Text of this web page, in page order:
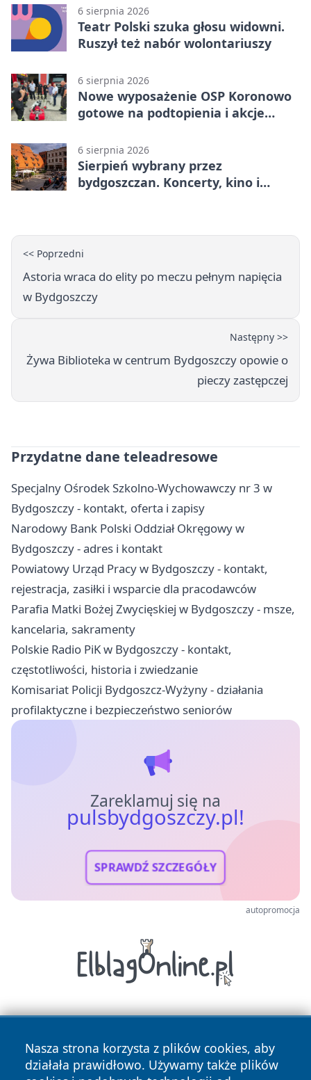
6 sierpnia 2026
Teatr Polski szuka głosu widowni.
Ruszył też nabór wolontariuszy
6 sierpnia 2026
Nowe wyposażenie OSP Koronowo
gotowe na podtopienia i akcje
6 sierpnia 2026
Sierpień wybrany przez
bydgoszczan. Koncerty, kino i
<< Poprzedni
Astoria wraca do elity po meczu pełnym napięcia
w Bydgoszczy
Następny >>
Żywa Biblioteka w centrum Bydgoszczy opowie o
pieczy zastępczej
Przydatne dane teleadresowe
Specjalny Ośrodek Szkolno-Wychowawczy nr 3 w
Bydgoszczy - kontakt, oferta i zapisy
Narodowy Bank Polski Oddział Okręgowy w
Bydgoszczy - adres i kontakt
Powiatowy Urząd Pracy w Bydgoszczy - kontakt,
rejestracja, zasiłki i wsparcie dla pracodawców
Parafia Matki Bożej Zwycięskiej w Bydgoszczy - msze,
kancelaria, sakramenty
Polskie Radio PiK w Bydgoszczy - kontakt,
częstotliwości, historia i zwiedzanie
Komisariat Policji Bydgoszcz-Wyżyny - działania
profilaktyczne i bezpieczeństwo seniorów
Zareklamuj się na
pulsbydgoszczy.pl!
SPRAWDŹ SZCZEGÓŁY
autopromocja
Nasza strona korzysta z plików cookies, aby
działała prawidłowo. Używamy także plików